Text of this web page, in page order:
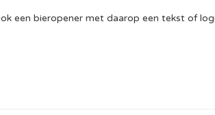
een bieropener met daarop een tekst of